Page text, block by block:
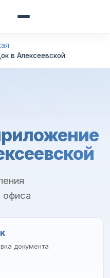
в Алексеевской
офиса
документа